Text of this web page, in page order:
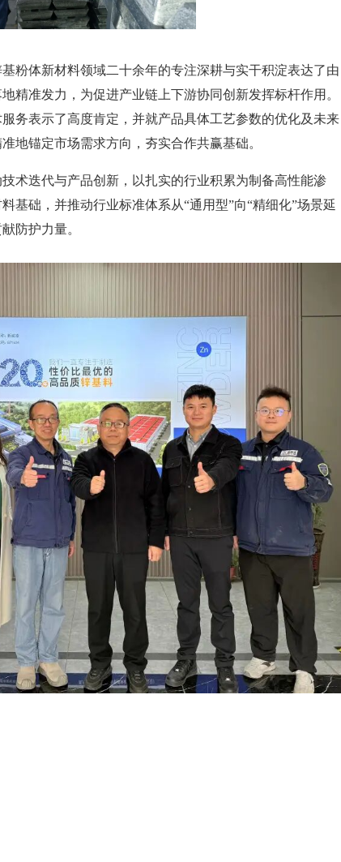
粉体新材料领域二十余年的专注深耕与实干积淀表达了由
精准发力，为促进产业链上下游协同创新发挥标杆作用。
务表示了高度肯定，并就产品具体工艺参数的优化及未来
地锚定市场需求方向，夯实合作共赢基础。
术迭代与产品创新，以扎实的行业积累为制备高性能渗
基础，并推动行业标准体系从“通用型”向“精细化”场景延
防护力量。